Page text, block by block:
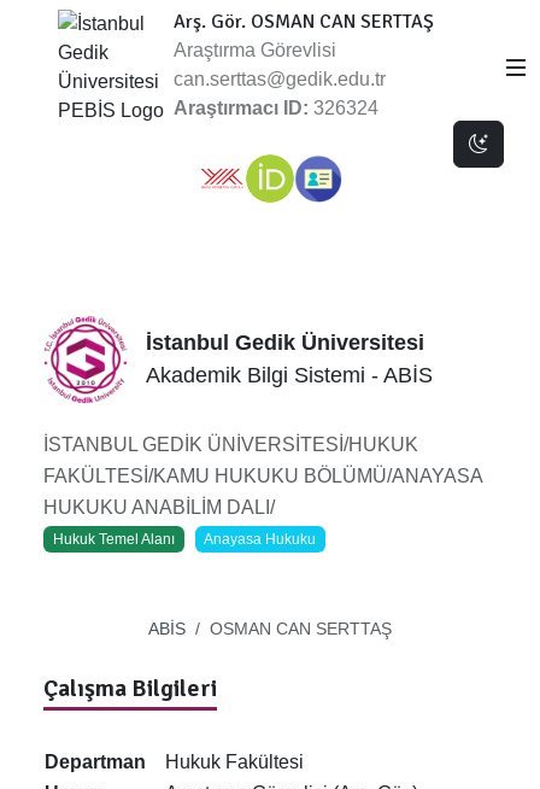
Dark
Arş. Gör. OSMAN CAN SERTTAŞ
Araştırma Görevlisi
can.serttas@gedik.edu.tr
Araştırmacı ID: 326324
İstanbul Gedik Üniversitesi
Akademik Bilgi Sistemi - ABİS
İSTANBUL GEDİK ÜNİVERSİTESİ/HUKUK
FAKÜLTESİ/KAMU HUKUKU BÖLÜMÜ/ANAYASA
HUKUKU ANABİLİM DALI/
Hukuk Temel Alanı Anayasa Hukuku
ABİS OSMAN CAN SERTTAŞ
Çalışma Bilgileri
Departman
Hukuk Fakültesi